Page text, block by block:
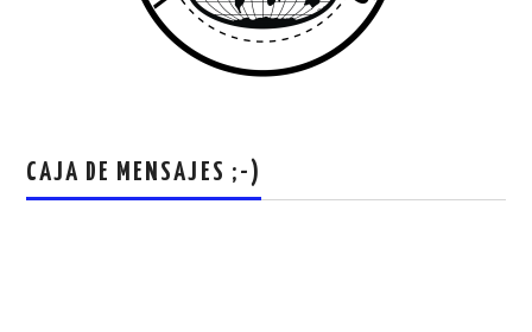
CAJA DE MENSAJES ;-)